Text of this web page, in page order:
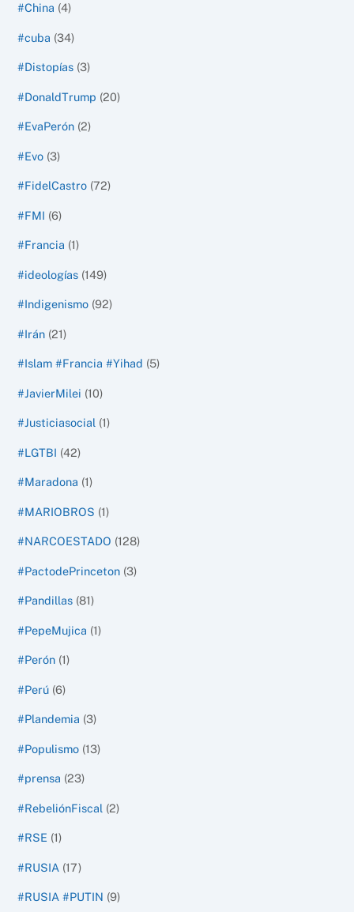
#China (4)
#cuba (34)
#Distopías (3)
#DonaldTrump (20)
#EvaPerón (2)
#Evo (3)
#FidelCastro (72)
#FMI (6)
#Francia (1)
#ideologías (149)
#Indigenismo (92)
#Irán (21)
#Islam #Francia #Yihad (5)
#JavierMilei (10)
#Justiciasocial (1)
#LGTBI (42)
#Maradona (1)
#MARIOBROS (1)
#NARCOESTADO (128)
#PactodePrinceton (3)
#Pandillas (81)
#PepeMujica (1)
#Perón (1)
#Perú (6)
#Plandemia (3)
#Populismo (13)
#prensa (23)
#RebeliónFiscal (2)
#RSE (1)
#RUSIA (17)
#RUSIA #PUTIN (9)